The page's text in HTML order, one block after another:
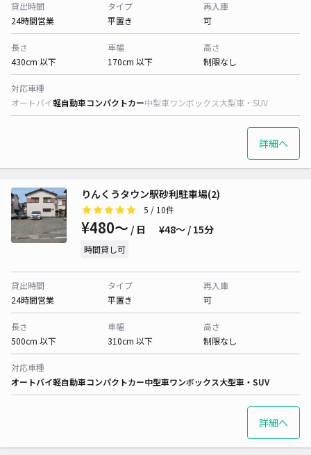
貸出時間
24時間営業
タイプ
平置き
再入庫
可
長さ
430cm 以下
車幅
170cm 以下
高さ
制限なし
対応車種
オートバイ軽自動車コンパクトカー中型車ワンボックス大型車・SUV
詳細へ
りんくうタウン駅砂利駐車場(2)
5 / 10件
¥480〜 / 日 ¥48〜 / 15分
時間貸し可
貸出時間
24時間営業
タイプ
平置き
再入庫
可
長さ
500cm 以下
車幅
310cm 以下
高さ
制限なし
対応車種
オートバイ軽自動車コンパクトカー中型車ワンボックス大型車・SUV
詳細へ